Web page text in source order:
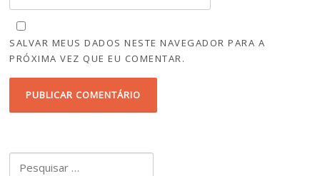
SALVAR MEUS DADOS NESTE NAVEGADOR PARA A
PRÓXIMA VEZ QUE EU COMENTAR.